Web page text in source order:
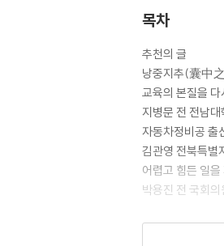
목차
추천의 글
낭중지추(囊中
교육의 본질을 다
지병문 전 전남
자동차정비공 출
김관영 전북특별
어렵고 힘든 일
박용진 전 국회
책머리에